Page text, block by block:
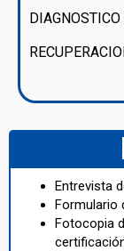
Entrevista
Formulario
Fotocopia